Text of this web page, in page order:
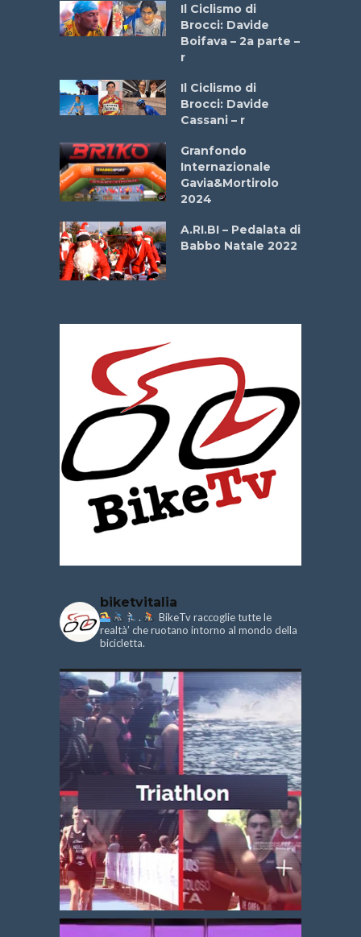
Il Ciclismo di
Brocci: Davide
Boifava – 2a parte –
r
Il Ciclismo di
Brocci: Davide
Cassani – r
Granfondo
Internazionale
Gavia&Mortirolo
2024
A.RI.BI – Pedalata di
Babbo Natale 2022
biketvitalia
.
BikeTv raccoglie tutte le
realtà’ che ruotano intorno al mondo della
bicicletta.